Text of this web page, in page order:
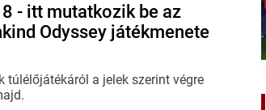
- itt mutatkozik be az
Odyssey játékmenete
túlélőjátékáról a jelek szerint végre